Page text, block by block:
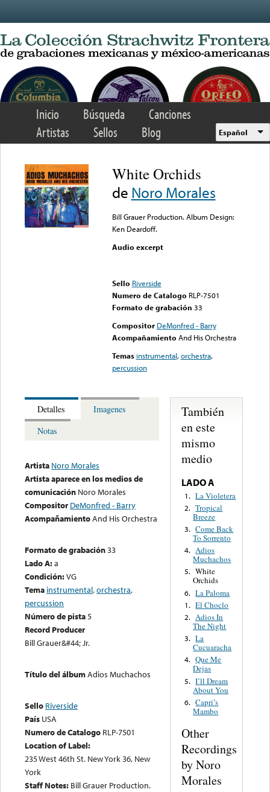
Inicio Búsqueda
Canciones
Artistas
Sellos Blog Español
White Orchids
de Noro Morales
Bill Grauer Production. Album Design:
Ken Deardoff.
Audio excerpt
Sello Riverside
Numero de Catalogo RLP-7501
Formato de grabación 33
Compositor DeMonfred - Barry
Acompañamiento And His Orchestra
Temas instrumental,orchestra,
percussion
Detalles
Imagenes
Notas
Artista Noro Morales
Artista aparece en los medios de
comunicación Noro Morales
Compositor DeMonfred - Barry
AcompañamientoAnd His Orchestra
Formato de grabación33
Lado A:a
Condición:VG
Tema instrumental,orchestra,
percussion
Número de pista5
Record Producer
Bill Grauer&#44; Jr.
Título del álbumAdios Muchachos
Sello Riverside
País USA
Numero de Catalogo RLP-7501
Location of Label:
235 West 46th St. New York 36, New
York
Staff Notes: Bill Grauer Production.
También
en este
mismo
medio
LADO A
1. La Violetera
2. Tropical
Breeze
3. Come Back
To Sorrento
4. Adios
Muchachos
5. White
Orchids
6. La Paloma
1. El Choclo
2. Adios In
The Night
3. La
Cucuaracha
4. Que Me
Dejas
5. I’ll Dream
About You
6. Capri’s
Mambo
Other
Recordings
by Noro
Morales